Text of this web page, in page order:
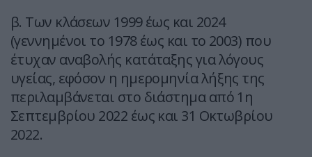
β. Των κλάσεων 1999 έως και 2024
(γεννημένοι το 1978 έως και το 2003) που
έτυχαν αναβολής κατάταξης για λόγους
υγείας, εφόσον η ημερομηνία λήξης της
περιλαμβάνεται στο διάστημα από 1η
Σεπτεμβρίου 2022 έως και 31 Οκτωβρίου
2022.